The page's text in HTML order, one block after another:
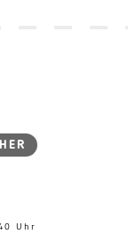
Uhr